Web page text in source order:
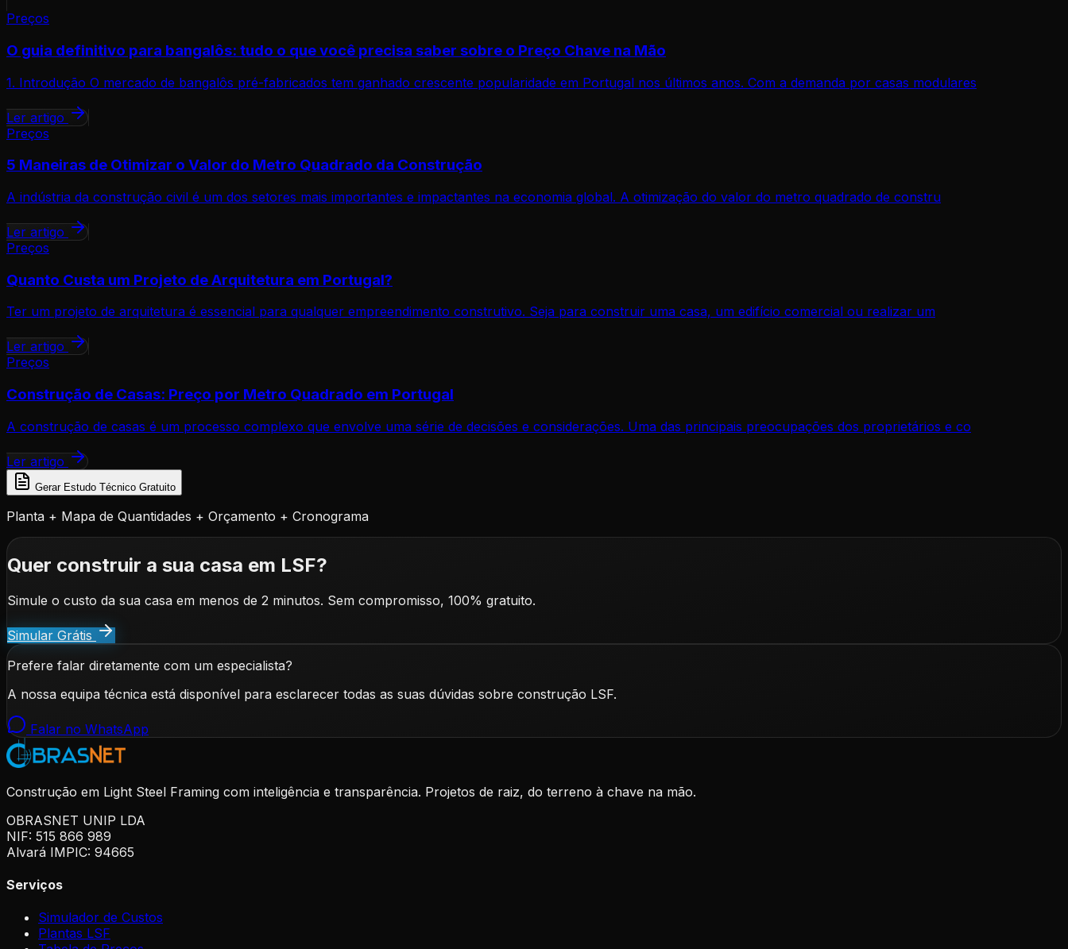
Preços
O guia definitivo para bangalôs: tudo o que você precisa saber sobre o Preço Chave na Mão
1. Introdução O mercado de bangalôs pré-fabricados tem ganhado crescente popularidade em Portugal nos últimos anos. Com a demanda por casas modulares
Ler artigo
Preços
5 Maneiras de Otimizar o Valor do Metro Quadrado da Construção
A indústria da construção civil é um dos setores mais importantes e impactantes na economia global. A otimização do valor do metro quadrado de constru
Ler artigo
Preços
Quanto Custa um Projeto de Arquitetura em Portugal?
Ter um projeto de arquitetura é essencial para qualquer empreendimento construtivo. Seja para construir uma casa, um edifício comercial ou realizar um
Ler artigo
Preços
Construção de Casas: Preço por Metro Quadrado em Portugal
A construção de casas é um processo complexo que envolve uma série de decisões e considerações. Uma das principais preocupações dos proprietários e co
Ler artigo
Gerar Estudo Técnico Gratuito
Planta + Mapa de Quantidades + Orçamento + Cronograma
Quer construir a sua casa em LSF?
Simule o custo da sua casa em menos de 2 minutos. Sem compromisso, 100% gratuito.
Simular Grátis
Prefere falar diretamente com um especialista?
A nossa equipa técnica está disponível para esclarecer todas as suas dúvidas sobre construção LSF.
Falar no WhatsApp
Construção em Light Steel Framing com inteligência e transparência. Projetos de raiz, do terreno à chave na mão.
OBRASNET UNIP LDA
NIF: 515 866 989
Alvará IMPIC: 94665
Serviços
Simulador de Custos
Plantas LSF